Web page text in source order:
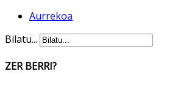
Aurrekoa
Bilatu...
ZER BERRI?